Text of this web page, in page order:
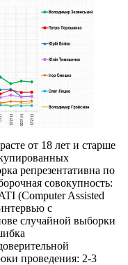
от 18 лет и старше
репрезентативна по
совокупность:
(Computer Assisted
с
случайной выборки
проведения: 2-3